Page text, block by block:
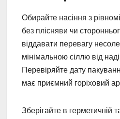
Обирайте насіння з
без плісняви чи
віддавати перевагу
мінімальною сіллю від
Перевіряйте дату
має приємний горіховий
Зберігайте в герметичній